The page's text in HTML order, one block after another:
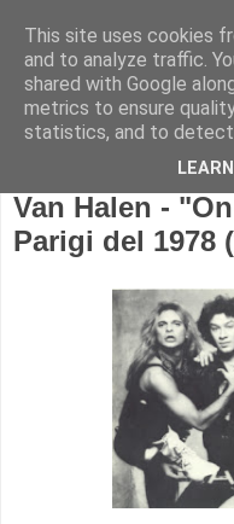
Van Halen -
Parigi del 1978
This site uses cookies
and to analyze traffic.
shared with Google
metrics to ensure
statistics, and to detect